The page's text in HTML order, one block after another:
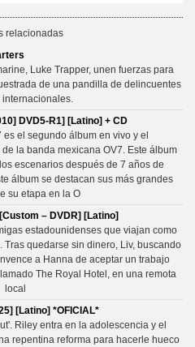
relacionadas
Luke Trapper, unen fuerzas para
de una pandilla de delincuentes
internacionales.
DVD5-R1] [Latino] + CD
es el segundo álbum en vivo y el
la banda mexicana OV7. Este álbum
escenarios después de 7 años de
álbum se destacan sus más grandes
su etapa en la O
– DVDR] [Latino]
estadounidenses que viajan como
Tras quedarse sin dinero, Liv, buscando
a Hanna de aceptar un trabajo
The Royal Hotel, en una remota
local
[Latino] *OFICIAL*
Riley entra en la adolescencia y el
repentina reforma para hacerle hueco